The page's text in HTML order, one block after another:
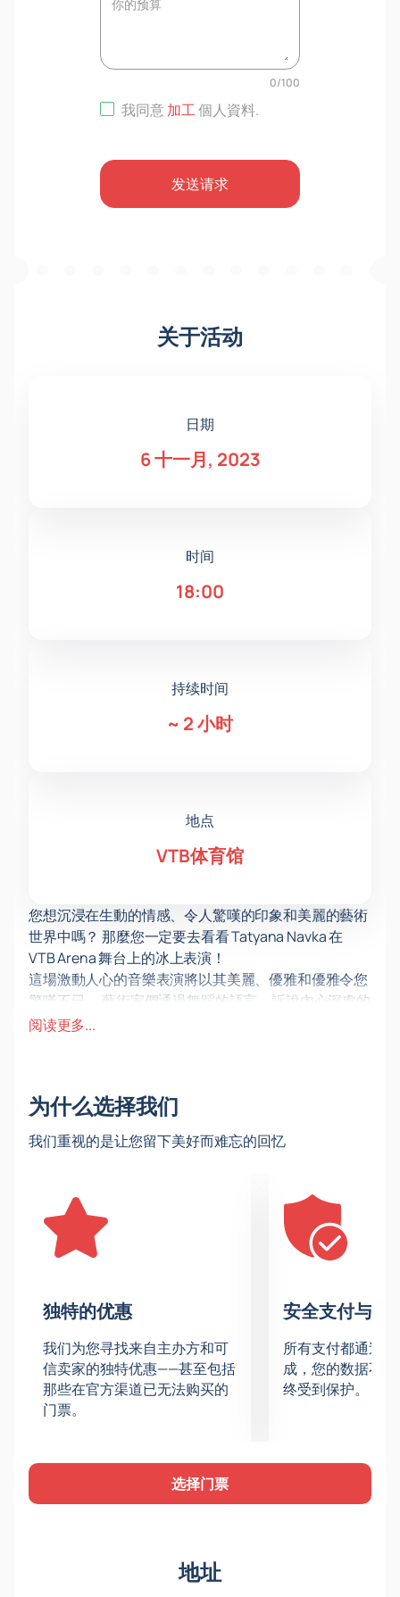
0/100
我同意加工個人資料.
发送请求
关于活动
日期
6 十一月, 2023
时间
18:00
持续时间
~ 2 小时
地点
VTB体育馆
您想沉浸在生動的情感、令人驚嘆的印象和美麗的藝術
世界中嗎？ 那麼您一定要去看看 Tatyana Navka 在
VTB Arena 舞台上的冰上表演！
這場激動人心的音樂表演將以其美麗、優雅和優雅令您
驚嘆不已。 藝術家們通過舞蹈的語言，訴說內心深處的
感受和情感，營造出令人驚嘆的舞台氛圍。
服裝、燈光和音響效果、場景變化——這一切營造出獨
特的氛圍，讓您沉浸在舞蹈和藝術的世界中。 不要錯過
參觀這一激動人心的活動並獲得很多積極情緒的機會！
阅读更多...
为什么选择我们
我们重视的是让您留下美好而难忘的回忆
独特的优惠
我们为您寻找来自主办方和可
信卖家的独特优惠——甚至包括
那些在官方渠道已无法购买的
门票。
安全支付与数
所有支付都通过
成，您的数据不
终受到保护。
选择门票
地址